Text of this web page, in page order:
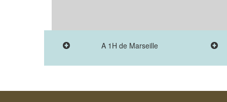
A 1H de Marseille